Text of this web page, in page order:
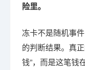
险里。
冻卡不是随机事
的判断结果。真
钱”，而是这笔钱